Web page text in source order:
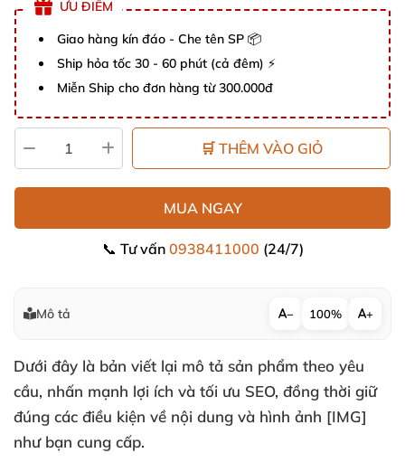
ƯU ĐIỂM
Giao hàng kín đáo - Che tên SP 📦
Ship hỏa tốc 30 - 60 phút (cả đêm) ⚡
Miễn Ship cho đơn hàng từ 300.000đ
🛒 THÊM VÀO GIỎ
MUA NGAY
📞 Tư vấn 0938411000 (24/7)
Mô tả − 100% +
Dưới đây là bản viết lại mô tả sản phẩm theo yêu
cầu, nhấn mạnh lợi ích và tối ưu SEO, đồng thời giữ
đúng các điều kiện về nội dung và hình ảnh [IMG]
như bạn cung cấp.